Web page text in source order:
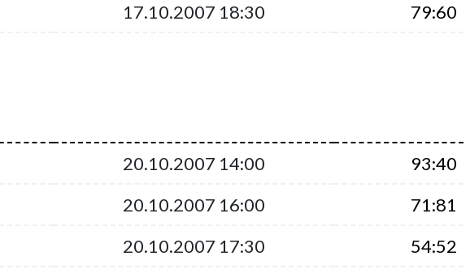
17.10.2007 18:30 79:60
20.10.2007 14:00
93:40
20.10.2007 16:00
71:81
20.10.2007 17:30
54:52